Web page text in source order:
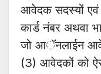
आवेदक सदस्यों एवं
कार्ड नंबर अथवा
जो आॅनलाईन
(3) आवेदकों को